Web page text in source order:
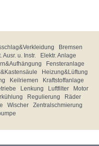
Bremsen
Ausr. u. Instr.
Elektr. Anlage
Fensteranlage
Heizung&Lüftung
Keilriemen
Kraftstoffanlage
Lenkung Luftfilter
Motor
Regulierung
Räder
Wischer
Zentralschmierung